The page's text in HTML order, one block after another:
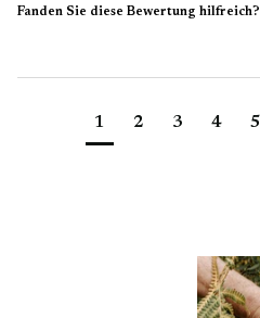
Fanden Sie diese Bewertung hilfreich?
1 2 3 4 5